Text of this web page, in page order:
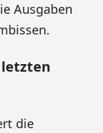
Ausgaben
letzten
die